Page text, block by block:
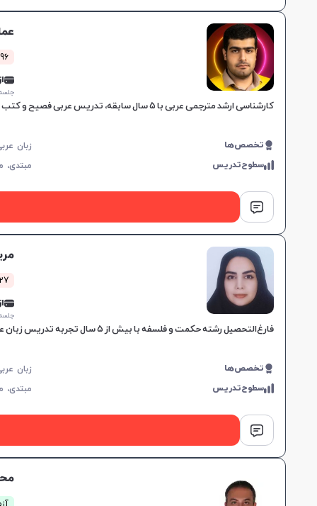
96 کلاس موفق
از
جلسه ۱
کارشناسی ارشد مترجمی عربی با ۵ سال سابقه، تدریس عربی فصیح و کتب درسی هفتم تا دوازدهم به گروه سنی مرتبط و هدفمند.
تخصص‌ها
سطوح‌تدریس مبتدی،
27 کلاس موفق
از
جلسه ۱
فارغ‌التحصیل رشته حکمت و فلسفه با بیش از ۵ سال تجربه تدریس زبان عربی به دانش‌آموزان مقاطع متوسطه، با رویکردهای نوین و تعاملی در آموزش زبان.
تخصص‌ها
سطوح‌تدریس مبتدی،